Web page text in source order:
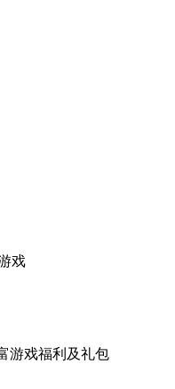
戏
游戏福利 及礼包